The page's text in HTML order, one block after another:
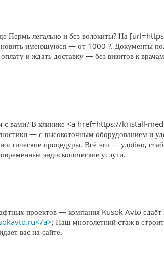
Пермь легально и без волокиты? На
имеющуюся — от 1000 ?. Документы
и ждать доставку — без визитов к
с вами? В клинике <a href=https://kristall-
— с высокоточным оборудованием и
процедуры. Всё это — удобно,
эндоскопические услуги.
проектов — компания Kusok Avto
a>; Наш многолетний стаж в
вас на сайте.